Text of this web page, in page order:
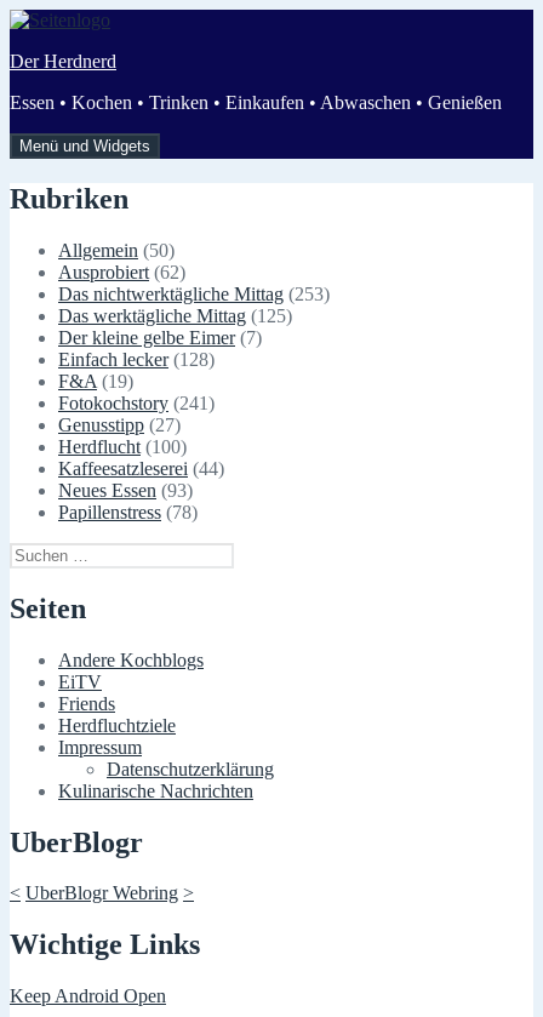
Zum
springen
Der Herdnerd
Essen • Kochen • Trinken • Einkaufen • Abwaschen • Genießen
Menü und Widgets
Rubriken
Allgemein (50)
Ausprobiert (62)
Das nichtwerktägliche Mittag (253)
Das werktägliche Mittag (125)
Der kleine gelbe Eimer(7)
Einfach lecker(128)
F&A (19)
Fotokochstory (241)
Genusstipp (27)
Herdflucht (100)
Kaffeesatzleserei (44)
Neues Essen (93)
Papillenstress (78)
Suchen
nach:
Seiten
Andere Kochblogs
EiTV
Friends
Herdfluchtziele
Impressum
Datenschutzerklärung
Kulinarische Nachrichten
UberBlogr
< UberBlogr Webring >
Wichtige Links
Keep Android Open